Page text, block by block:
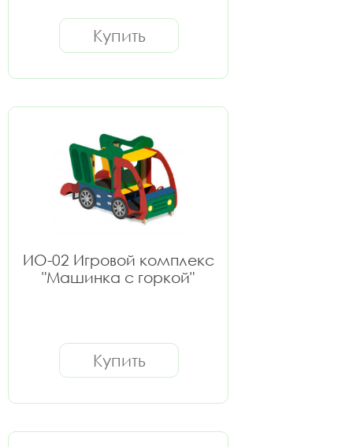
Купить
ИО-02 Игровой комплекс
"Машинка с горкой"
Купить